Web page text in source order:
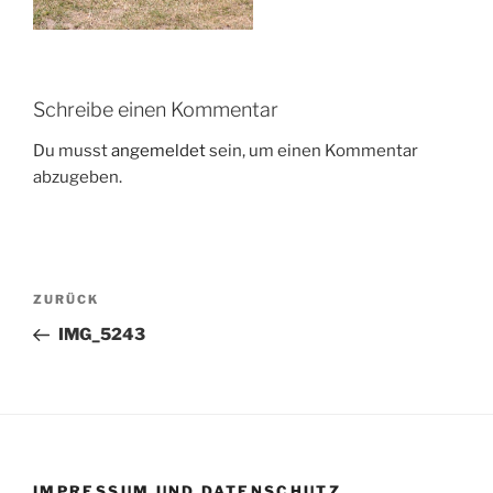
Schreibe einen Kommentar
Du musstangemeldetsein, um einen Kommentar
abzugeben.
Beitragsnavigation
Vorheriger
Beitrag
ZURÜCK
IMG_5243